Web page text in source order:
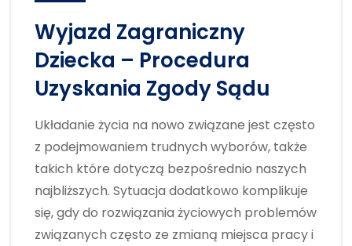
Wyjazd Zagraniczny
Dziecka – Procedura
Uzyskania Zgody Sądu
Układanie życia na nowo związane jest często
z podejmowaniem trudnych wyborów, także
takich które dotyczą bezpośrednio naszych
najbliższych. Sytuacja dodatkowo komplikuje
się, gdy do rozwiązania życiowych problemów
związanych często ze zmianą miejsca pracy i